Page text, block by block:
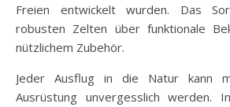
Freien entwickelt wurden. Das
robusten Zelten über funktionale
nützlichem Zubehör.
Jeder Ausflug in die Natur kann
Ausrüstung unvergesslich werden.